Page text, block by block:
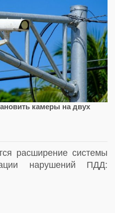
камеры на двух
расширение системы
нарушений ПДД: